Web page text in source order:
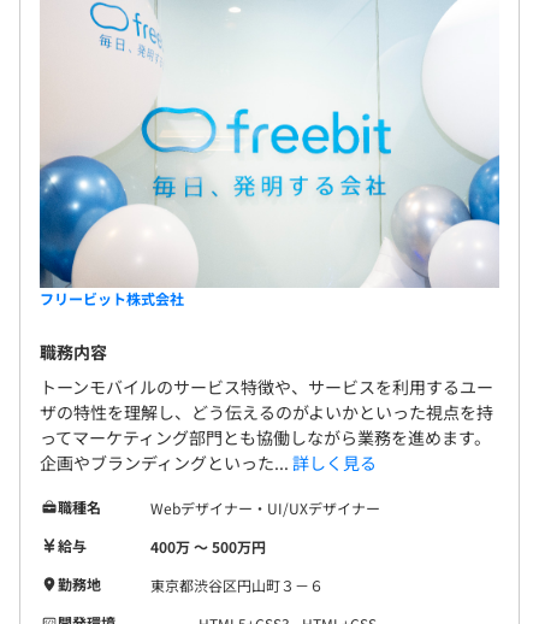
あり（待遇の変更はありません）
フリービット株式会社
職務内容
トーンモバイルのサービス特徴や、サービスを利用するユー
ザの特性を理解し、どう伝えるのがよいかといった視点を持
ってマーケティング部門とも協働しながら業務を進めます。
企画やブランディングといった... 詳しく見る
職種名
Webデザイナー・UI/UXデザイナー
給与
400万 〜 500万円
勤務地
東京都渋谷区円山町３－６